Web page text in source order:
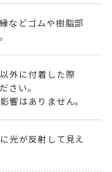
などゴムや樹脂部
外に付着した際
さい。
響はありません。
光が反射して見え